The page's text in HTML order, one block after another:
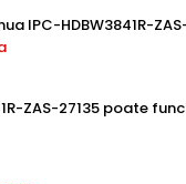
ZAS-
conecta microfoane,
IPC-HDBW3841R-
ZAS-27135 poate